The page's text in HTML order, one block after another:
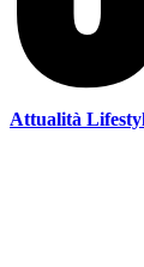
Attualità